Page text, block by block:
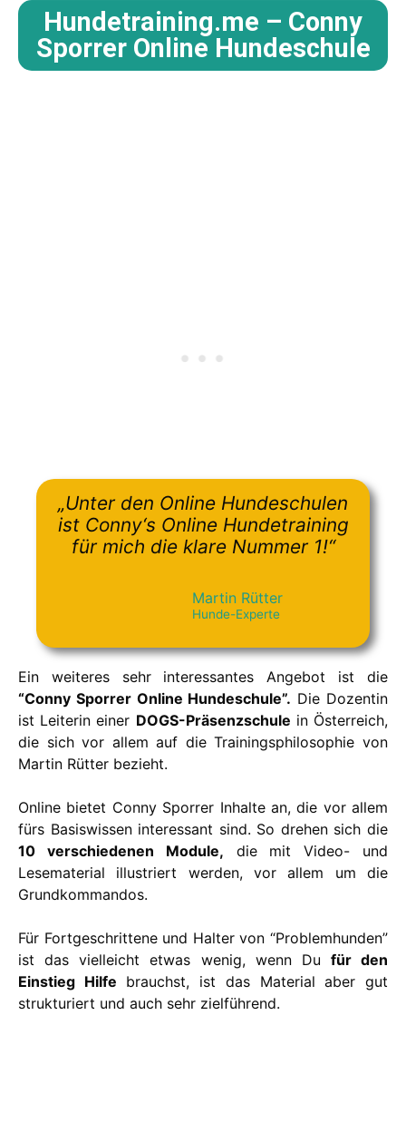
Hundetraining.me – Conny
Sporrer Online Hundeschule
„Unter den Online Hundeschulen
ist Conny‘s Online Hundetraining
für mich die klare Nummer 1!“
Martin Rütter
Hunde-Experte
Ein weiteres sehr interessantes Angebot ist die
“Conny Sporrer Online Hundeschule”. Die Dozentin
ist Leiterin einer DOGS-Präsenzschule in Österreich,
die sich vor allem auf die Trainingsphilosophie von
Martin Rütter bezieht.
Online bietet Conny Sporrer Inhalte an, die vor allem
fürs Basiswissen interessant sind. So drehen sich die
10 verschiedenen Module, die mit Video- und
Lesematerial illustriert werden, vor allem um die
Grundkommandos.
Für Fortgeschrittene und Halter von “Problemhunden”
ist das vielleicht etwas wenig, wenn Du für den
Einstieg Hilfe brauchst, ist das Material aber gut
strukturiert und auch sehr zielführend.